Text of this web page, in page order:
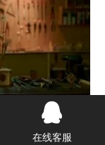
在线客服